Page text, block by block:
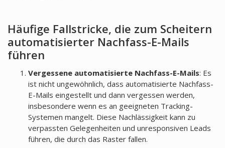
Häufige Fallstricke, die zum Scheitern
automatisierter Nachfass-E-Mails
führen
Vergessene automatisierte Nachfass-E-Mails: Es
ist nicht ungewöhnlich, dass automatisierte Nachfass-
E-Mails eingestellt und dann vergessen werden,
insbesondere wenn es an geeigneten Tracking-
Systemen mangelt. Diese Nachlässigkeit kann zu
verpassten Gelegenheiten und unresponsiven Leads
führen, die durch das Raster fallen.